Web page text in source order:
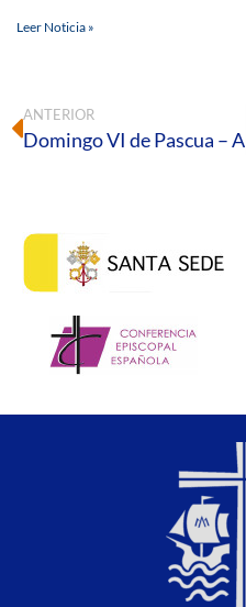
Leer Noticia »
ANTERIOR
Domingo VI de Pascua – A